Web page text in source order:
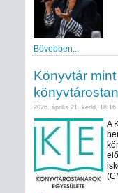
Bővebben...
Könyvtár
2026. április 21. kedd, 18:16
A